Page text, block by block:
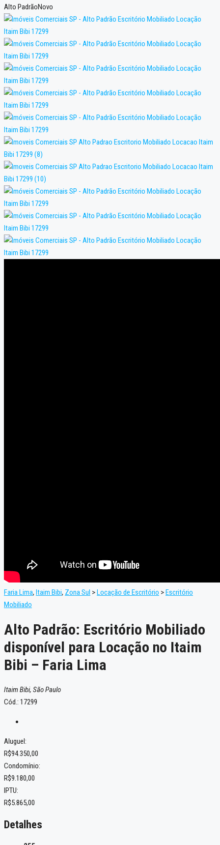
Alto PadrãoNovo
Faria Lima, Itaim Bibi, Zona Sul >Locação de Escritório >Escritório
Mobiliado
Alto Padrão: Escritório Mobiliado
disponível para Locação no Itaim
Bibi – Faria Lima
Itaim Bibi, São Paulo
Cód.: 17299
Aluguel:
R$94.350,00
Condomínio:
R$9.180,00
IPTU:
R$5.865,00
Detalhes